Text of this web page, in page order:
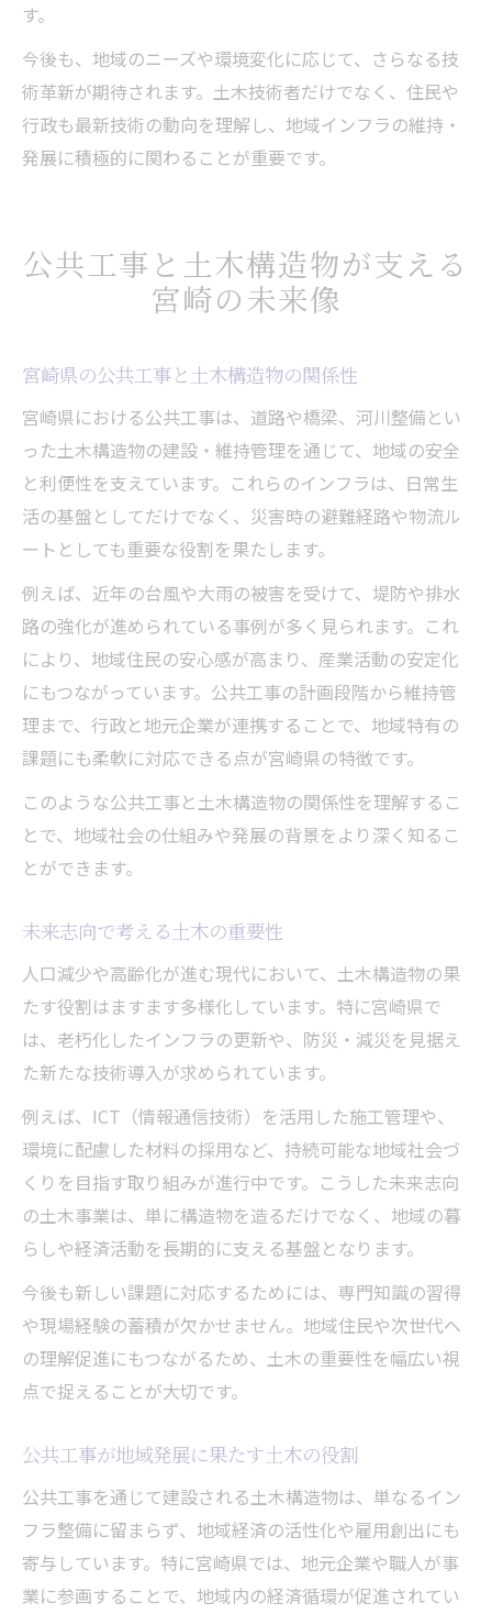
す。
今後も、地域のニーズや環境変化に応じて、さらなる技
術革新が期待されます。土木技術者だけでなく、住民や
行政も最新技術の動向を理解し、地域インフラの維持・
発展に積極的に関わることが重要です。
公共工事と土木構造物が支える
宮崎の未来像
宮崎県の公共工事と土木構造物の関係性
宮崎県における公共工事は、道路や橋梁、河川整備とい
った土木構造物の建設・維持管理を通じて、地域の安全
と利便性を支えています。これらのインフラは、日常生
活の基盤としてだけでなく、災害時の避難経路や物流ル
ートとしても重要な役割を果たします。
例えば、近年の台風や大雨の被害を受けて、堤防や排水
路の強化が進められている事例が多く見られます。これ
により、地域住民の安心感が高まり、産業活動の安定化
にもつながっています。公共工事の計画段階から維持管
理まで、行政と地元企業が連携することで、地域特有の
課題にも柔軟に対応できる点が宮崎県の特徴です。
このような公共工事と土木構造物の関係性を理解するこ
とで、地域社会の仕組みや発展の背景をより深く知るこ
とができます。
未来志向で考える土木の重要性
人口減少や高齢化が進む現代において、土木構造物の果
たす役割はますます多様化しています。特に宮崎県で
は、老朽化したインフラの更新や、防災・減災を見据え
た新たな技術導入が求められています。
例えば、ICT（情報通信技術）を活用した施工管理や、
環境に配慮した材料の採用など、持続可能な地域社会づ
くりを目指す取り組みが進行中です。こうした未来志向
の土木事業は、単に構造物を造るだけでなく、地域の暮
らしや経済活動を長期的に支える基盤となります。
今後も新しい課題に対応するためには、専門知識の習得
や現場経験の蓄積が欠かせません。地域住民や次世代へ
の理解促進にもつながるため、土木の重要性を幅広い視
点で捉えることが大切です。
公共工事が地域発展に果たす土木の役割
公共工事を通じて建設される土木構造物は、単なるイン
フラ整備に留まらず、地域経済の活性化や雇用創出にも
寄与しています。特に宮崎県では、地元企業や職人が事
業に参画することで、地域内の経済循環が促進されてい